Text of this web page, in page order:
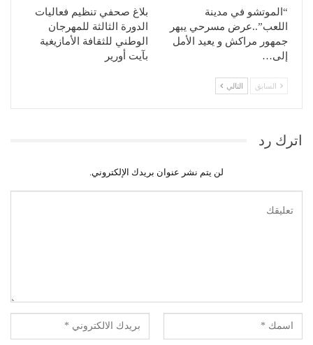
“الموتشو في مدينة
اللعب”..عرض مسرحي يبهر
جمهور مراكش و يعيد الأمل
إلى…
بلاغ صحفي تنظيم فعاليات
الدورة الثالثة للمهرجان
الوطني للثقافة الأمازيغية
بآيت أورير
السابق التالي
اترك رد
لن يتم نشر عنوان بريدك الإلكتروني.